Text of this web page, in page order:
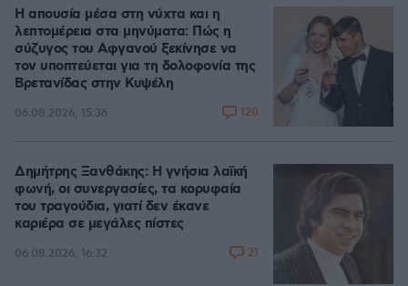
Η απουσία μέσα στη νύχτα και η
λεπτομέρεια στα μηνύματα: Πώς η
σύζυγος του Αφγανού ξεκίνησε να
τον υποπτεύεται για τη δολοφονία της
Βρετανίδας στην Κυψέλη
06.08.2026, 15:36 120
Δημήτρης Ξανθάκης: Η γνήσια λαϊκή
φωνή, οι συνεργασίες, τα κορυφαία
του τραγούδια, γιατί δεν έκανε
καριέρα σε μεγάλες πίστες
06.08.2026, 16:32 21